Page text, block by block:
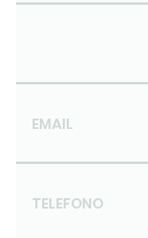
EMAIL
TELEFONO